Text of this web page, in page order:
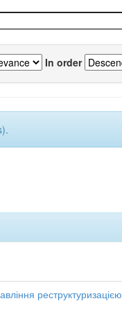
In order
реструктуризацією